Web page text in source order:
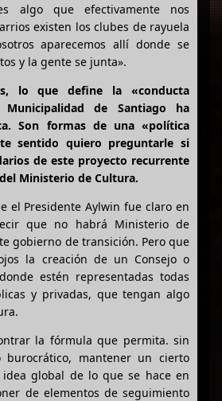
algo que efectivamente nos
existen los clubes de rayuela
aparecemos allí donde se
y la gente se junta».
lo que define la «conducta
de Santiago ha
Son formas de una «política
sentido quiero preguntarle si
de este proyecto recurrente
Ministerio de Cultura.
el Presidente Aylwin fue claro en
que no habrá Ministerio de
gobierno de transición. Pero que
la creación de un Consejo o
estén representadas todas
y privadas, que tengan algo
la fórmula que permita. sin
burocrático, mantener un cierto
global de lo que se hace en
de elementos de seguimiento